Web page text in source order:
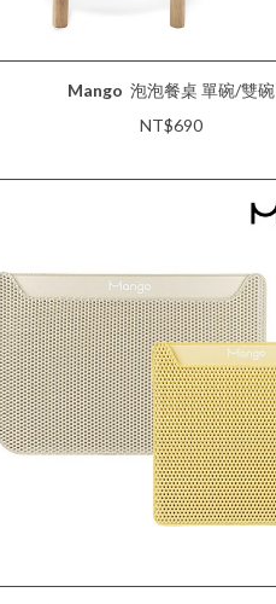
Mango 泡泡餐桌 單碗/雙碗
NT$690